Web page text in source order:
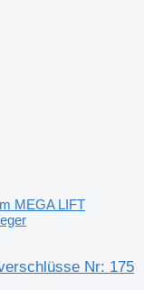
MEGA LIFT
Nr: 175